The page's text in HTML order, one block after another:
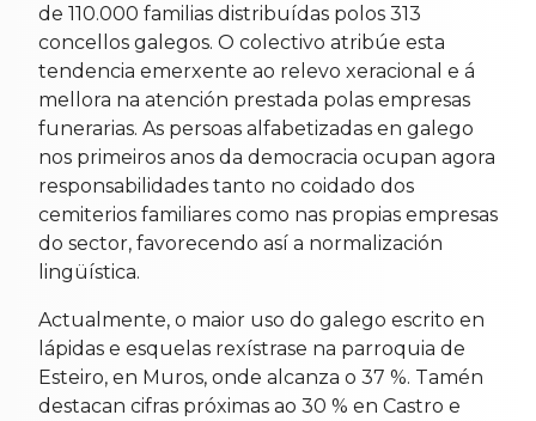
de 110.000 familias distribuídas polos 313
concellos galegos. O colectivo atribúe esta
tendencia emerxente ao relevo xeracional e á
mellora na atención prestada polas empresas
funerarias. As persoas alfabetizadas en galego
nos primeiros anos da democracia ocupan agora
responsabilidades tanto no coidado dos
cemiterios familiares como nas propias empresas
do sector, favorecendo así a normalización
lingüística.
Actualmente, o maior uso do galego escrito en
lápidas e esquelas rexístrase na parroquia de
Esteiro, en Muros, onde alcanza o 37 %. Tamén
destacan cifras próximas ao 30 % en Castro e